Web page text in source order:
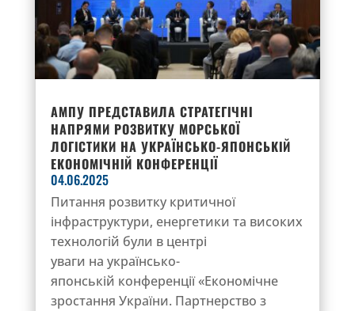
АМПУ ПРЕДСТАВИЛА СТРАТЕГІЧНІ
НАПРЯМИ РОЗВИТКУ МОРСЬКОЇ
ЛОГІСТИКИ НА УКРАЇНСЬКО-ЯПОНСЬКІЙ
ЕКОНОМІЧНІЙ КОНФЕРЕНЦІЇ
04.06.2025
Питання розвитку критичної
інфраструктури, енергетики та високих
технологій були в центрі
уваги на українсько-
японській конференції «Економічне
зростання України. Партнерство з